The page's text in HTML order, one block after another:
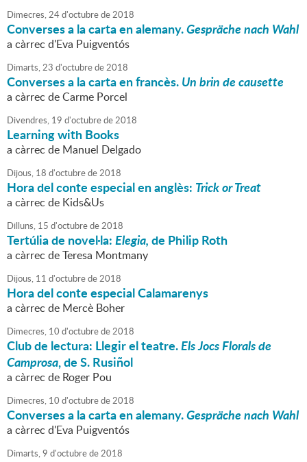
Dimecres,24d'octubrede2018
Converses a la carta en alemany.Gespräche nach Wahl
a càrrec d'Eva Puigventós
Dimarts,23 d'octubrede2018
Converses a la carta en francès.Un brin de causette
a càrrec de Carme Porcel
Divendres, 19 d'octubrede2018
Learning with Books
a càrrec de Manuel Delgado
Dijous, 18 d'octubrede2018
Hora del conte especial en anglès: Trick or Treat
a càrrec de Kids&Us
Dilluns, 15 d'octubrede2018
Tertúlia de novel·la:Elegia,de Philip Roth
a càrrec de Teresa Montmany
Dijous, 11 d'octubrede2018
Hora del conte especial Calamarenys
a càrrec de Mercè Boher
Dimecres, 10 d'octubrede2018
Club de lectura: Llegir el teatre.Els Jocs Florals de
Camprosa, de S. Rusiñol
a càrrec de Roger Pou
Dimecres, 10 d'octubrede2018
Converses a la carta en alemany.Gespräche nach Wahl
a càrrec d'Eva Puigventós
Dimarts,9 d'octubrede2018